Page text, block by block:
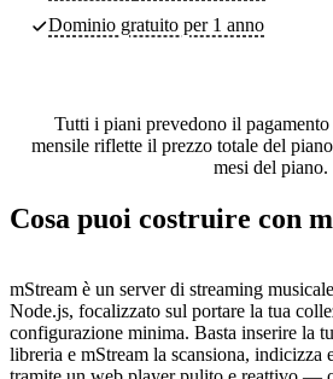
Dominio gratuito per 1 anno
Tutti i piani prevedono il
mensile riflette il prezzo totale del
mesi del piano.
Cosa puoi costruire con
mStream è un server di streaming
Node.js, focalizzato sul portare la tua
configurazione minima. Basta inserire la
libreria e mStream la scansiona, indicizza